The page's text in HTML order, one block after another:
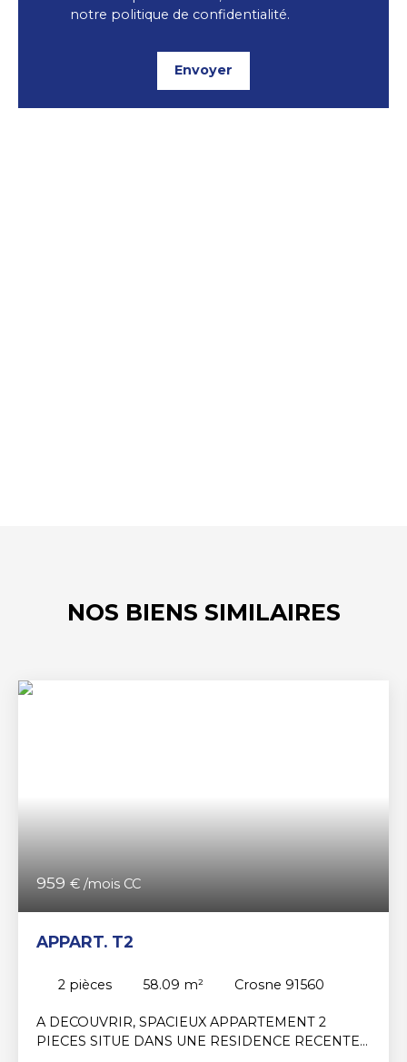
notre politique de confidentialité.
Envoyer
NOS BIENS SIMILAIRES
959 € /mois CC
APPART. T2
2 pièces 58.09 m² Crosne 91560
A DECOUVRIR, SPACIEUX APPARTEMENT 2
PIECES SITUE DANS UNE RESIDENCE RECENTE